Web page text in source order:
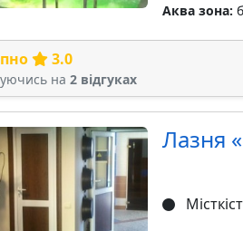
Аква зона:
3.0
на 2 відгуках
Лазня